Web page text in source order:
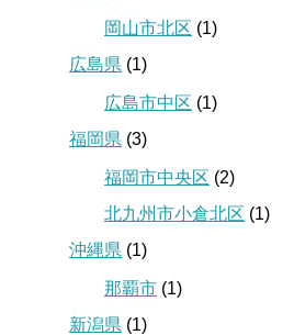
岡山市北区 (1)
広島県 (1)
広島市中区 (1)
福岡県 (3)
福岡市中央区 (2)
北九州市小倉北区 (1)
沖縄県 (1)
那覇市 (1)
新潟県 (1)